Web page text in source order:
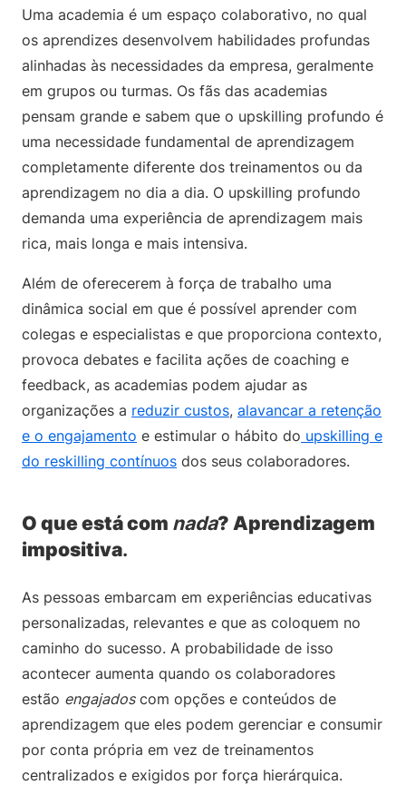
Uma academia é um espaço colaborativo, no qual
os aprendizes desenvolvem habilidades profundas
alinhadas às necessidades da empresa, geralmente
em grupos ou turmas. Os fãs das academias
pensam grande e sabem que o upskilling profundo é
uma necessidade fundamental de aprendizagem
completamente diferente dos treinamentos ou da
aprendizagem no dia a dia. O upskilling profundo
demanda uma experiência de aprendizagem mais
rica, mais longa e mais intensiva.
Além de oferecerem à força de trabalho uma
dinâmica social em que é possível aprender com
colegas e especialistas e que proporciona contexto,
provoca debates e facilita ações de coaching e
feedback, as academias podem ajudar as
organizações a reduzir custos, alavancar a retenção
e o engajamento e estimular o hábito do upskilling e
do reskilling contínuos dos seus colaboradores.
O que está com nada? Aprendizagem
impositiva.
As pessoas embarcam em experiências educativas
personalizadas, relevantes e que as coloquem no
caminho do sucesso. A probabilidade de isso
acontecer aumenta quando os colaboradores
estão engajadoscom opções e conteúdos de
aprendizagem que eles podem gerenciar e consumir
por conta própria em vez de treinamentos
centralizados e exigidos por força hierárquica.